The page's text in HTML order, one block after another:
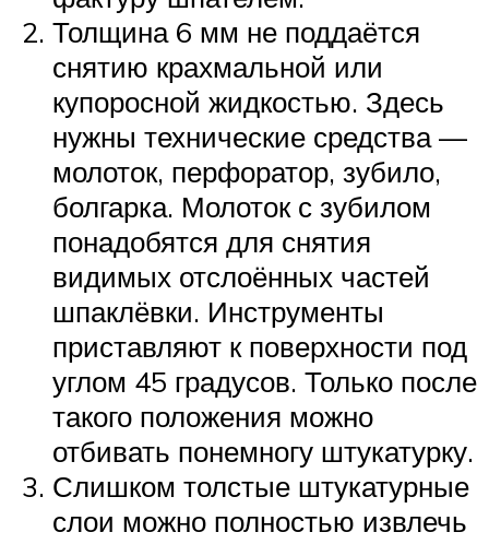
Толщина 6 мм не поддаётся
снятию крахмальной или
купоросной жидкостью. Здесь
нужны технические средства —
молоток, перфоратор, зубило,
болгарка. Молоток с зубилом
понадобятся для снятия
видимых отслоённых частей
шпаклёвки. Инструменты
приставляют к поверхности под
углом 45 градусов. Только после
такого положения можно
отбивать понемногу штукатурку.
Слишком толстые штукатурные
слои можно полностью извлечь